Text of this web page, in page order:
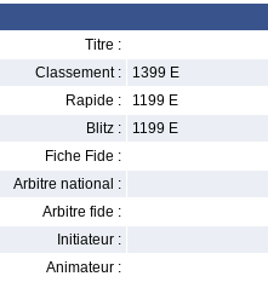
Titre :
Classement :
1399 E
Rapide :
1199 E
Blitz :
1199 E
Fiche Fide :
Arbitre national :
Arbitre fide :
Initiateur :
Animateur :